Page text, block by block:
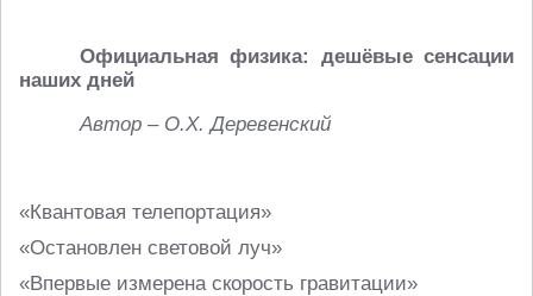
Официальная физика: дешёвые сенсации
наших дней
Автор – О.Х. Деревенский
«Квантовая телепортация»
«Остановлен световой луч»
«Впервые измерена скорость гравитации»